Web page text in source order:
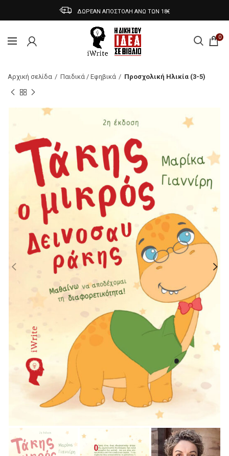
ΔΩΡΕΑΝ ΑΠΟΣΤΟΛΗ ΑΝΩ ΤΩΝ 18€
0
Αρχική σελίδα Παιδικά / Εφηβικά Προσχολική Ηλικία (3-5)